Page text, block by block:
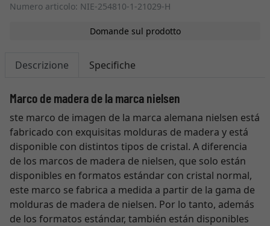
Numero articolo: NIE-254810-1-21029-H
Domande sul prodotto
Descrizione Specifiche
Marco de madera de la marca nielsen
ste marco de imagen de la marca alemana nielsen está
fabricado con exquisitas molduras de madera y está
disponible con distintos tipos de cristal. A diferencia
de los marcos de madera de nielsen, que solo están
disponibles en formatos estándar con cristal normal,
este marco se fabrica a medida a partir de la gama de
molduras de madera de nielsen. Por lo tanto, además
de los formatos estándar, también están disponibles